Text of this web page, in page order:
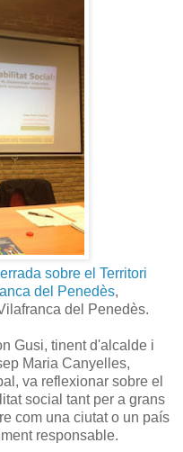
sobre el Territori
del Penedès,
del Penedès.
Gusi, tinent d'alcalde i
Maria Canyelles,
va reflexionar sobre el
social tant per a grans
com una ciutat o un país
responsable.